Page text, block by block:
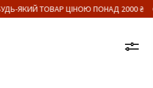
ЯКИЙ ТОВАР ЦІНОЮ ПОНАД 2000 ₴